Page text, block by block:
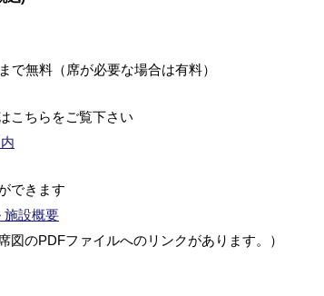
無料（席が必要な場合は有料）
こちらをご覧下さい
できます
施設概要
図のPDFファイルへのリンクがあります。）